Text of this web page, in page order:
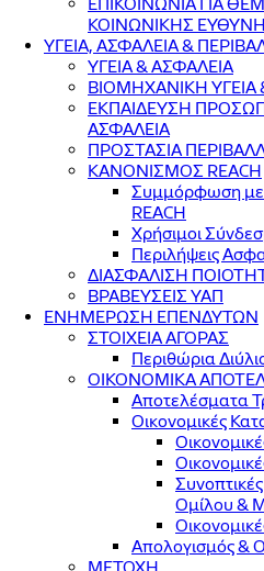
ΚΟΙΝΩΝΙΚΗΣ
ΥΓΕΙΑ, ΑΣΦΑΛΕΙΑ &
ΥΓΕΙΑ & ΑΣΦΑΛΕΙΑ
ΒΙΟΜΗΧΑΝΙΚΗ ΥΓΕΙΑ
ΕΚΠΑΙΔΕΥΣΗ
ΑΣΦΑΛΕΙΑ
ΠΡΟΣΤΑΣΙΑ
ΚΑΝΟΝΙΣΜΟΣ REACH
Συμμόρφωση με
REACH
Χρήσιμοι
Περιλήψεις
ΔΙΑΣΦΑΛΙΣΗ
ΒΡΑΒΕΥΣΕΙΣ ΥΑΠ
ΕΝΗΜΕΡΩΣΗ ΕΠΕΝΔΥΤΩΝ
ΣΤΟΙΧΕΙΑ ΑΓΟΡΑΣ
Περιθώρια
ΟΙΚΟΝΟΜΙΚΑ
Αποτελέσματα
Οικονομικές
Ομίλου &
Απολογισμός &